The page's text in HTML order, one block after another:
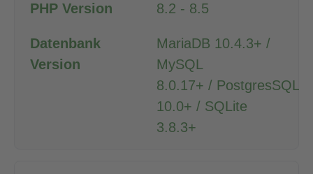
8.2 - 8.5
MariaDB 10.4.3+ /
MySQL
8.0.17+ / PostgresSQL
10.0+ / SQLite
3.8.3+